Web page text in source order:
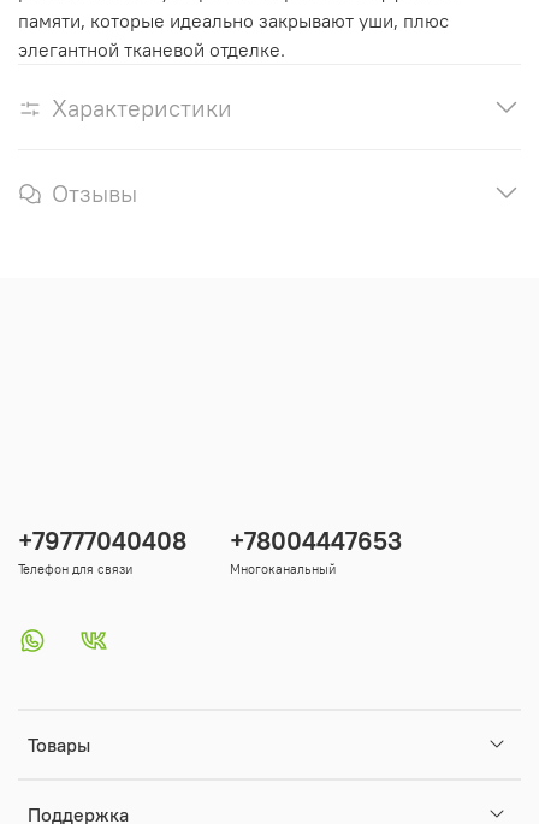
памяти, которые идеально закрывают уши, плюс
элегантной тканевой отделке.
Характеристики
Отзывы
Товары
Поддержка
+79777040408
Телефон для связи
+78004447653
Многоканальный